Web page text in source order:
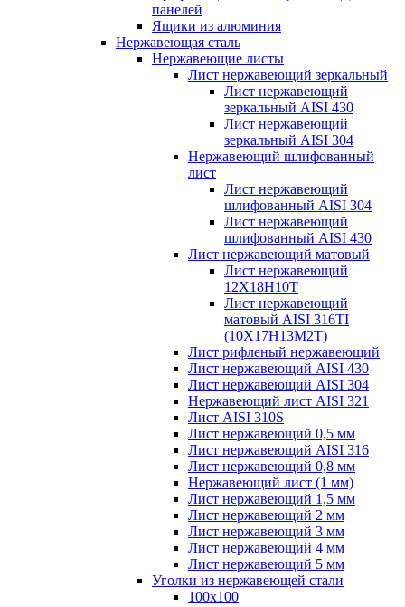
панелей
Ящики из алюминия
Нержавеющая сталь
Нержавеющие листы
Лист нержавеющий зеркальный
Лист нержавеющий
зеркальный AISI 430
Лист нержавеющий
зеркальный AISI 304
Нержавеющий шлифованный
лист
Лист нержавеющий
шлифованный AISI 304
Лист нержавеющий
шлифованный AISI 430
Лист нержавеющий матовый
Лист нержавеющий
12X18H10T
Лист нержавеющий
матовый AISI 316TI
(10Х17Н13М2Т)
Лист рифленый нержавеющий
Лист нержавеющий AISI 430
Лист нержавеющий AISI 304
Нержавеющий лист AISI 321
Лист AISI 310S
Лист нержавеющий 0,5 мм
Лист нержавеющий AISI 316
Лист нержавеющий 0,8 мм
Нержавеющий лист (1 мм)
Лист нержавеющий 1,5 мм
Лист нержавеющий 2 мм
Лист нержавеющий 3 мм
Лист нержавеющий 4 мм
Лист нержавеющий 5 мм
Уголки из нержавеющей стали
100х100